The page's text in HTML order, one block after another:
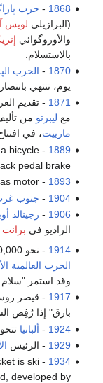
1868
- حرب
(البرازيلي لويس
والأوروگوائي
بالاستسلام.
1870
- الحرب
يوم، تنتهي
1871 - تقديم
مع ليبرتو من
مارييت، في
1889
bicycle
pedal brake.
1893
- Henry Ford completed his 1st useful gas motor.
1904
- جنوب غرب
1906
- رجينالد
الراديو في
1914 - نحو 100,000 من جنود الجبهتين
الحرب العالمية
وقد استمر
1917 - قيصر
بارق" إذا رُفِض
1924
- ألبانيا
1929 - الرئيس
1934
is ski
developed by